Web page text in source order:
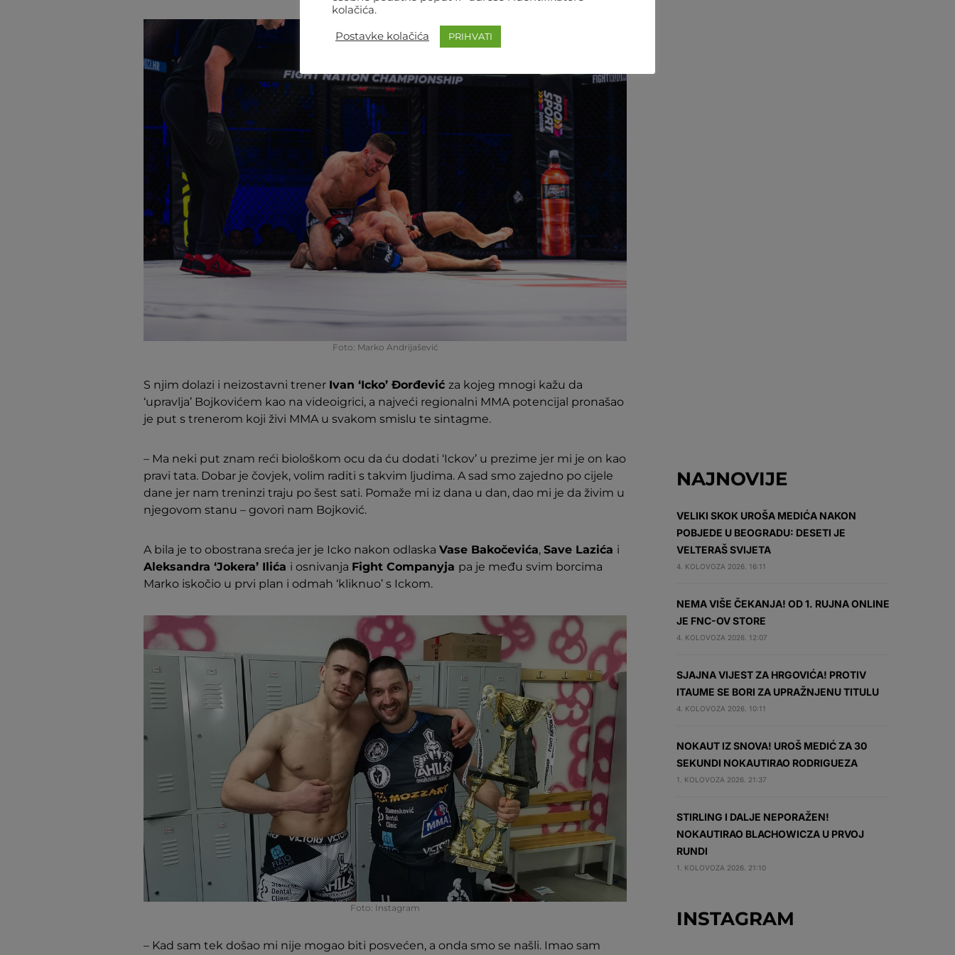
Foto: Marko Andrijašević
S njim dolazi i neizostavni trener Ivan ‘Icko’ Đorđević za kojeg mnogi kažu da
‘upravlja’ Bojkovićem kao na videoigrici, a najveći regionalni MMA potencijal pronašao
je put s trenerom koji živi MMA u svakom smislu te sintagme.
– Ma neki put znam reći biološkom ocu da ću dodati ‘Ickov’ u prezime jer mi je on kao
pravi tata. Dobar je čovjek, volim raditi s takvim ljudima. A sad smo zajedno po cijele
dane jer nam treninzi traju po šest sati. Pomaže mi iz dana u dan, dao mi je da živim u
njegovom stanu – govori nam Bojković.
A bila je to obostrana sreća jer je Icko nakon odlaska Vase Bakočevića, Save Lazića i
Aleksandra ‘Jokera’ Ilića i osnivanja Fight Companyja pa je među svim borcima
Marko iskočio u prvi plan i odmah ‘kliknuo’ s Ickom.
Foto: Instagram
– Kad sam tek došao mi nije mogao biti posvećen, a onda smo se našli. Imao sam
NAJNOVIJE
VELIKI SKOK UROŠA MEDIĆA NAKON
POBJEDE U BEOGRADU: DESETI JE
VELTERAŠ SVIJETA
4. KOLOVOZA 2026. 16:11
NEMA VIŠE ČEKANJA! OD 1. RUJNA ONLINE
JE FNC-OV STORE
4. KOLOVOZA 2026. 12:07
SJAJNA VIJEST ZA HRGOVIĆA! PROTIV
ITAUME SE BORI ZA UPRAŽNJENU TITULU
4. KOLOVOZA 2026. 10:11
NOKAUT IZ SNOVA! UROŠ MEDIĆ ZA 30
SEKUNDI NOKAUTIRAO RODRIGUEZA
1. KOLOVOZA 2026. 21:37
STIRLING I DALJE NEPORAŽEN!
NOKAUTIRAO BLACHOWICZA U PRVOJ
RUNDI
1. KOLOVOZA 2026. 21:10
INSTAGRAM
kolačića.
Postavke kolačića PRIHVATI